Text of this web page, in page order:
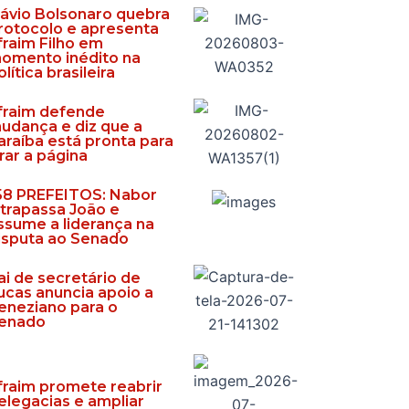
Bolsonaro quebra
e apresenta
Filho em
inédito na
brasileira
defende
e diz que a
está pronta para
a página
PREFEITOS: Nabor
João e
a liderança na
ao Senado
de secretário de
anuncia apoio a
para o
promete reabrir
e ampliar